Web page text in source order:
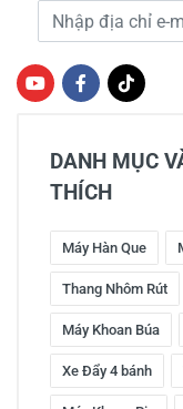
Địa chỉ e-mail
DANH MỤC
THÍCH
Máy Hàn Que
Thang Nhôm Rút
Máy Khoan Búa
Xe Đẩy 4 bánh